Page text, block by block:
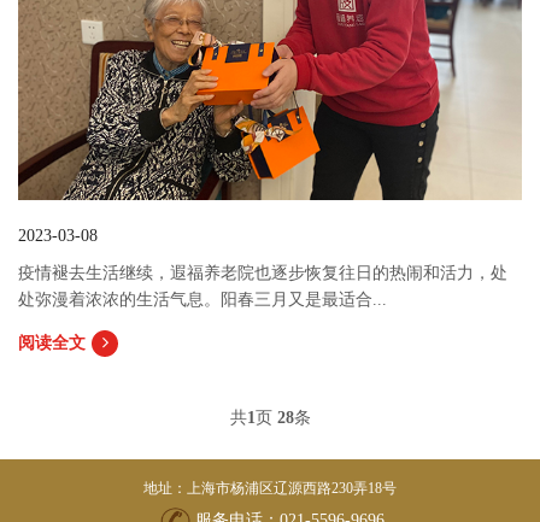
2023-03-08
疫情褪去生活继续，遐福养老院也逐步恢复往日的热闹和活力，处
处弥漫着浓浓的生活气息。阳春三月又是最适合...
阅读全文
共1页 28条
地址：上海市杨浦区辽源西路230弄18号